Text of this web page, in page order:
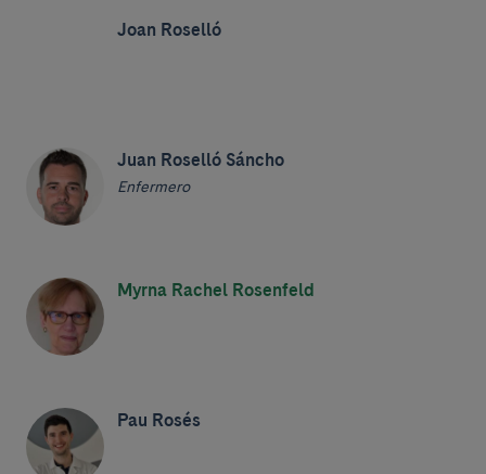
Joan Roselló
Juan Roselló Sáncho
Enfermero
Myrna Rachel Rosenfeld
Pau Rosés